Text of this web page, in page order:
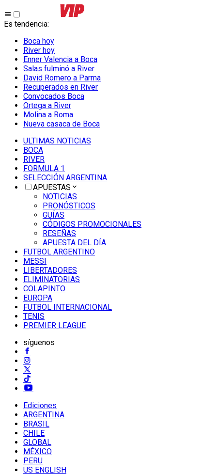
Es tendencia:
Boca hoy
River hoy
Enner Valencia a Boca
Salas fulminó a River
David Romero a Parma
Recuperados en River
Convocados Boca
Ortega a River
Molina a Roma
Nueva casaca de Boca
ULTIMAS NOTICIAS
BOCA
RIVER
FORMULA 1
SELECCIÓN ARGENTINA
APUESTAS
NOTICIAS
PRONÓSTICOS
GUÍAS
CÓDIGOS PROMOCIONALES
RESEÑAS
APUESTA DEL DÍA
FUTBOL ARGENTINO
MESSI
LIBERTADORES
ELIMINATORIAS
COLAPINTO
EUROPA
FUTBOL INTERNACIONAL
TENIS
PREMIER LEAGUE
síguenos
Ediciones
ARGENTINA
BRASIL
CHILE
GLOBAL
MÉXICO
PERU
US ENGLISH